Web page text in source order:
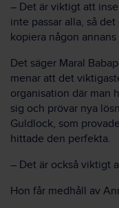
– Det är viktigt att
inte passar alla, så
kopiera någon
Det säger Maral
menar att det
organisation där man
sig och prövar nya
Guldlock, som
hittade den perfekta.
– Det är också viktigt
Hon får medhåll av